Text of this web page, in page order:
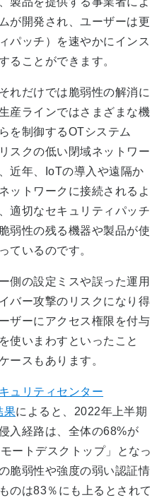
が開発され、ユーザーは更
パッチ）を速やかにインス
ることができます。
れだけでは脆弱性の解消に
産ラインではさまざまな機
を制御するOTシステム
スクの低い閉域ネットワー
近年、IoTの導入や遠隔か
ットワークに接続されるよ
適切なセキュリティパッチ
弱性の残る機器や製品が使
ているのです。
側の設定ミスや誤った運用
バー攻撃のリスクになり得
ザーにアクセス権限を付与
使いまわすといったこと
ースもあります。
ュリティセンター
果によると、2022年上半期
入経路は、全体の68%が
ートデスクトップ」となっ
脆弱性や強度の弱い認証情
のは83％にも上るとされて